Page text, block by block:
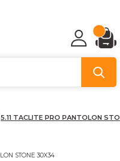
5.11 TACLITE PRO PANTOLON